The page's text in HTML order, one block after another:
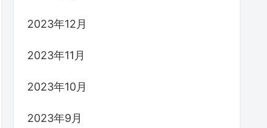
2023年12月
2023年11月
2023年10月
2023年9月